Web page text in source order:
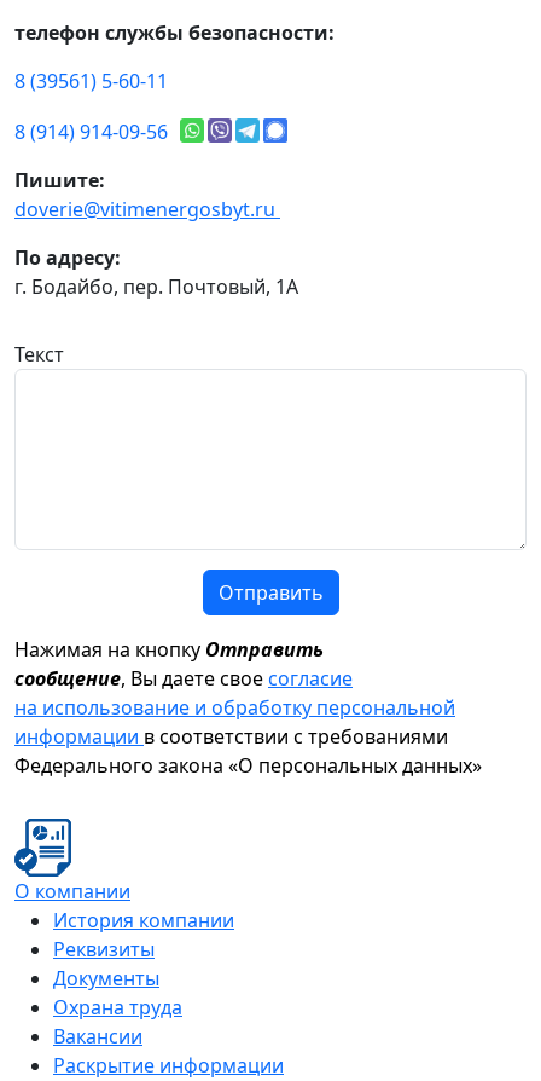
телефон службы безопасности:
8 (39561) 5-60-11
8 (914) 914-09-56
Пишите:
doverie@vitimenergosbyt.ru
По адресу:
г. Бодайбо, пер. Почтовый, 1А
Текст
Отправить
Нажимая на кнопку Отправить
сообщение, Вы даете своесогласие
на использование и обработку персональной
информации в соответствии с требованиями
Федерального закона «О персональных данных»
О компании
История компании
Реквизиты
Документы
Охрана труда
Вакансии
Раскрытие информации